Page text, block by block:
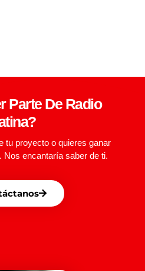
Parte De Radio
tu proyecto o quieres ganar
Nos encantaría saber de ti.